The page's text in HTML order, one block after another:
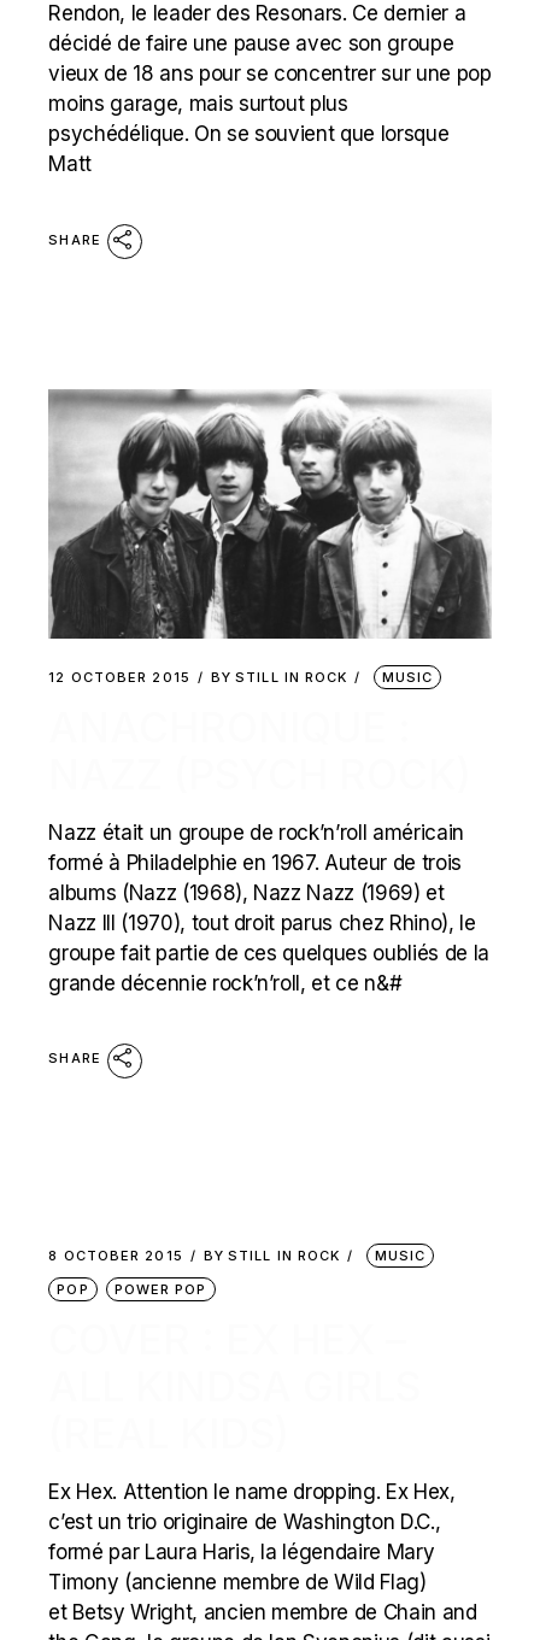
Rendon, le leader des Resonars. Ce dernier a
décidé de faire une pause avec son groupe
vieux de 18 ans pour se concentrer sur une pop
moins garage, mais surtout plus
psychédélique. On se souvient que lorsque
Matt
SHARE
12 OCTOBER 2015 BY STILL IN ROCK MUSIC
Nazz était un groupe de rock’n’roll américain
formé à Philadelphie en 1967. Auteur de trois
albums (Nazz (1968), Nazz Nazz (1969) et
Nazz III (1970), tout droit parus chez Rhino), le
groupe fait partie de ces quelques oubliés de la
grande décennie rock’n’roll, et ce n&#
SHARE
8 OCTOBER 2015 BY STILL IN ROCK
MUSIC
POP
POWER POP
Ex Hex. Attention le name dropping. Ex Hex,
c’est un trio originaire de Washington D.C.,
formé par Laura Haris, la légendaire Mary
Timony (ancienne membre de Wild Flag)
et Betsy Wright, ancien membre de Chain and